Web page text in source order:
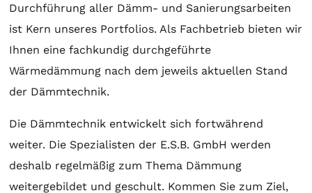
Durchführung aller Dämm- und Sanierungsarbeiten
ist Kern unseres Portfolios. Als Fachbetrieb bieten wir
Ihnen eine fachkundig durchgeführte
Wärmedämmung nach dem jeweils aktuellen Stand
der Dämmtechnik.
Die Dämmtechnik entwickelt sich fortwährend
weiter. Die Spezialisten der E.S.B. GmbH werden
deshalb regelmäßig zum Thema Dämmung
weitergebildet und geschult. Kommen Sie zum Ziel,